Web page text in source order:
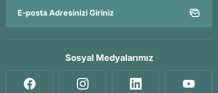
Sosyal Medyalarımız